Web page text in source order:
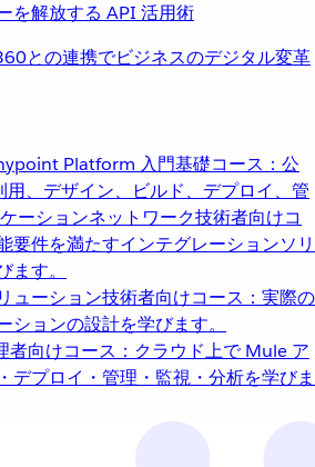
を解放する API 活用術
との連携でビジネスのデジタル変革
Platform 入門基礎コース：公
、デザイン、ビルド、デプロイ、管
ーションネットワーク技術者向けコ
要件を満たすインテグレーションソリ
す。
ューション技術者向けコース：実際の
ョンの設計を学びます。
者向けコース：クラウド上で Mule ア
デプロイ・管理・監視・分析を学びま